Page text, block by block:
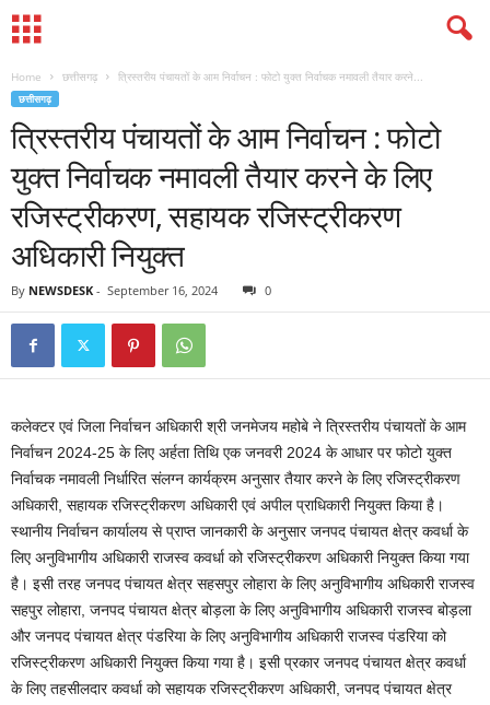
Home छत्तीसगढ़ त्रिस्तरीय पंचायतों के आम निर्वाचन : फोटो युक्त निर्वाचक नमावली तैयार करने...
छत्तीसगढ़
त्रिस्तरीय पंचायतों के आम निर्वाचन : फोटो
युक्त निर्वाचक नमावली तैयार करने के लिए
रजिस्ट्रीकरण, सहायक रजिस्ट्रीकरण
अधिकारी नियुक्त
By NEWSDESK - September 16, 2024 0
कलेक्टर एवं जिला निर्वाचन अधिकारी श्री जनमेजय महोबे ने त्रिस्तरीय पंचायतों के आम
निर्वाचन 2024-25 के लिए अर्हता तिथि एक जनवरी 2024 के आधार पर फोटो युक्त
निर्वाचक नमावली निर्धारित संलग्न कार्यक्रम अनुसार तैयार करने के लिए रजिस्ट्रीकरण
अधिकारी, सहायक रजिस्ट्रीकरण अधिकारी एवं अपील प्राधिकारी नियुक्त किया है।
स्थानीय निर्वाचन कार्यालय से प्राप्त जानकारी के अनुसार जनपद पंचायत क्षेत्र कवर्धा के
लिए अनुविभागीय अधिकारी राजस्व कवर्धा को रजिस्ट्रीकरण अधिकारी नियुक्त किया गया
है। इसी तरह जनपद पंचायत क्षेत्र सहसपुर लोहारा के लिए अनुविभागीय अधिकारी राजस्व
सहपुर लोहारा, जनपद पंचायत क्षेत्र बोड़ला के लिए अनुविभागीय अधिकारी राजस्व बोड़ला
और जनपद पंचायत क्षेत्र पंडरिया के लिए अनुविभागीय अधिकारी राजस्व पंडरिया को
रजिस्ट्रीकरण अधिकारी नियुक्त किया गया है। इसी प्रकार जनपद पंचायत क्षेत्र कवर्धा
के लिए तहसीलदार कवर्धा को सहायक रजिस्ट्रीकरण अधिकारी, जनपद पंचायत क्षेत्र